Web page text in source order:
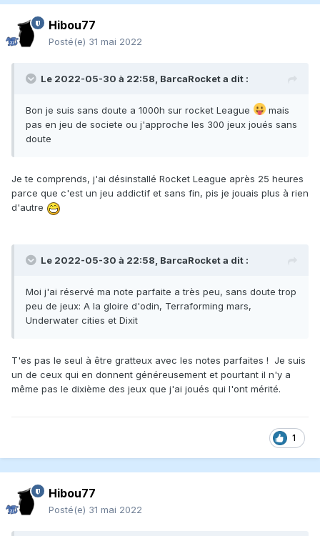
Hibou77
Posté(e) 31 mai 2022
Le 2022-05-30 à 22:58, BarcaRocketa dit :
Bon je suis sans doute a 1000h sur rocket League
mais
pas en jeu de societe ou j'approche les 300 jeux joués sans
doute
Je te comprends, j'ai désinstallé Rocket League après 25 heures
parce que c'est un jeu addictif et sans fin, pis je jouais plus à rien
d'autre
Le 2022-05-30 à 22:58, BarcaRocketa dit :
Moi j'ai réservé ma note parfaite a très peu, sans doute trop
peu de jeux: A la gloire d'odin, Terraforming mars,
Underwater cities et Dixit
T'es pas le seul à être gratteux avec les notes parfaites ! Je suis
un de ceux qui en donnent généreusement et pourtant il n'y a
même pas le dixième des jeux que j'ai joués qui l'ont mérité.
1
Hibou77
Posté(e) 31 mai 2022